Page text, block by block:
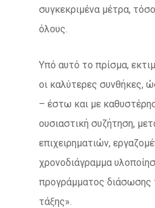
συγκεκριμένα μέτρα,
όλους.
Υπό αυτό το πρίσμα,
οι καλύτερες συνθήκες,
– έστω και με
ουσιαστική συζήτηση,
επιχειρηματιών,
χρονοδιάγραμμα
προγράμματος διάσωσης
τάξης».